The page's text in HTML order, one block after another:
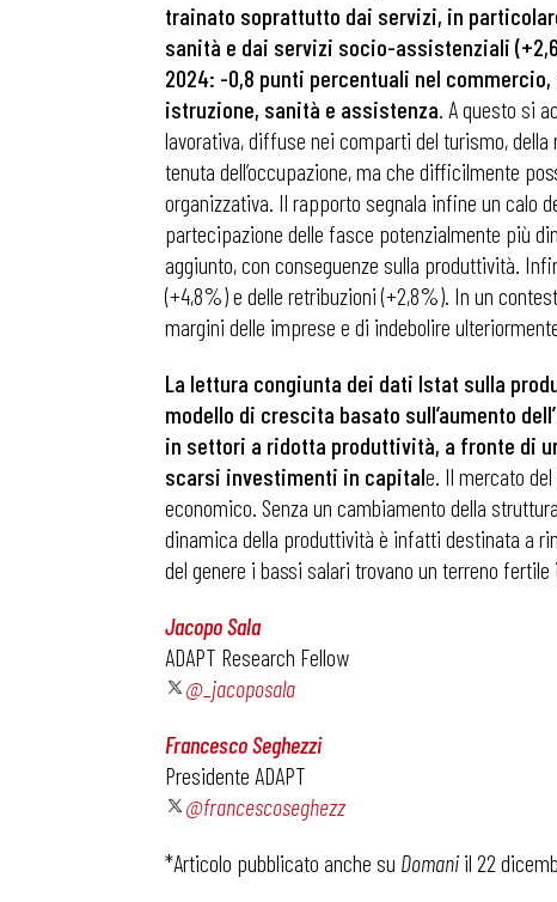
trainato soprattutto dai servizi, in
sanità e dai servizi socio-assistenziali
2024: -0,8 punti percentuali nel
istruzione, sanità e assistenza. A questo si
lavorativa, diffuse nei comparti del turismo,
tenuta dell’occupazione, ma che difficilmente
organizzativa. Il rapporto segnala infine un calo
partecipazione delle fasce potenzialmente più
aggiunto, con conseguenze sulla produttività.
(+4,8%) e delle retribuzioni (+2,8%). In un
margini delle imprese e di indebolire
La lettura congiunta dei dati Istat sulla
modello di crescita basato sull’aumento
in settori a ridotta produttività, a fronte di
scarsi investimenti in capitale. Il mercato
economico. Senza un cambiamento della
dinamica della produttività è infatti destinata a
del genere i bassi salari trovano un terreno
Jacopo Sala
ADAPT Research Fellow
@_jacoposala
Francesco Seghezzi
Presidente ADAPT
@francescoseghezz
*Articolo pubblicato anche su Domani il 22